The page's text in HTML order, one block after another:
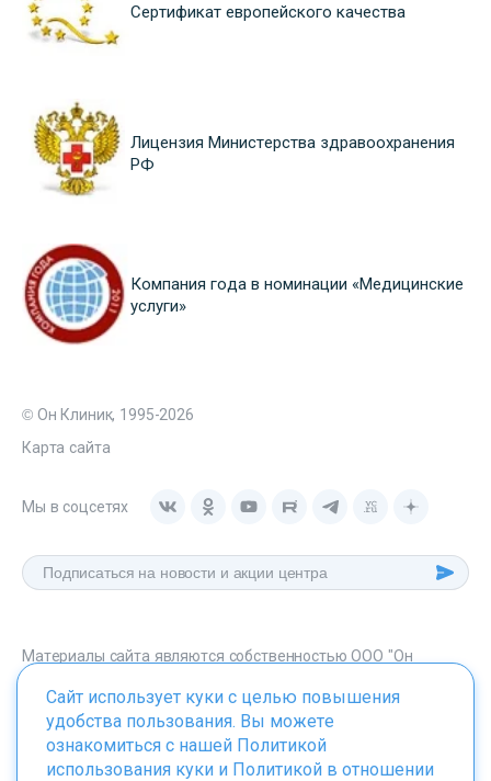
Сертификат европейского качества
Лицензия Министерства здравоохранения
РФ
Компания года в номинации «Медицинские
услуги»
© Он Клиник, 1995-2026
Карта сайта
Мы в соцсетях
Материалы сайта являются собственностью ООО "Он
onclinic.ru запрещено в соответствии со статьей 1259 ГК. РФ.
Сайт использует куки с целью повышения
удобства пользования. Вы можете
ознакомиться с нашей Политикой
использования куки и Политикой в отношении